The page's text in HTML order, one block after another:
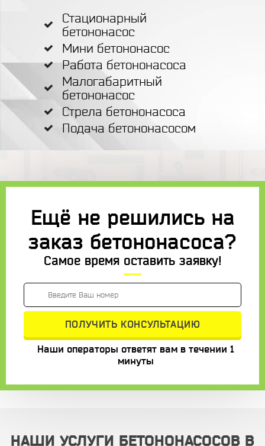
Стационарный
бетононасос
Мини бетононасос
Работа бетононасоса
Малогабаритный
бетононасос
Стрела бетононасоса
Подача бетононасосом
Ещё не решились на
заказ бетононасоса?
Самое время оставить заявку!
Наши операторы ответят вам в течении 1
минуты
НАШИ УСЛУГИ БЕТОНОНАСОСОВ В